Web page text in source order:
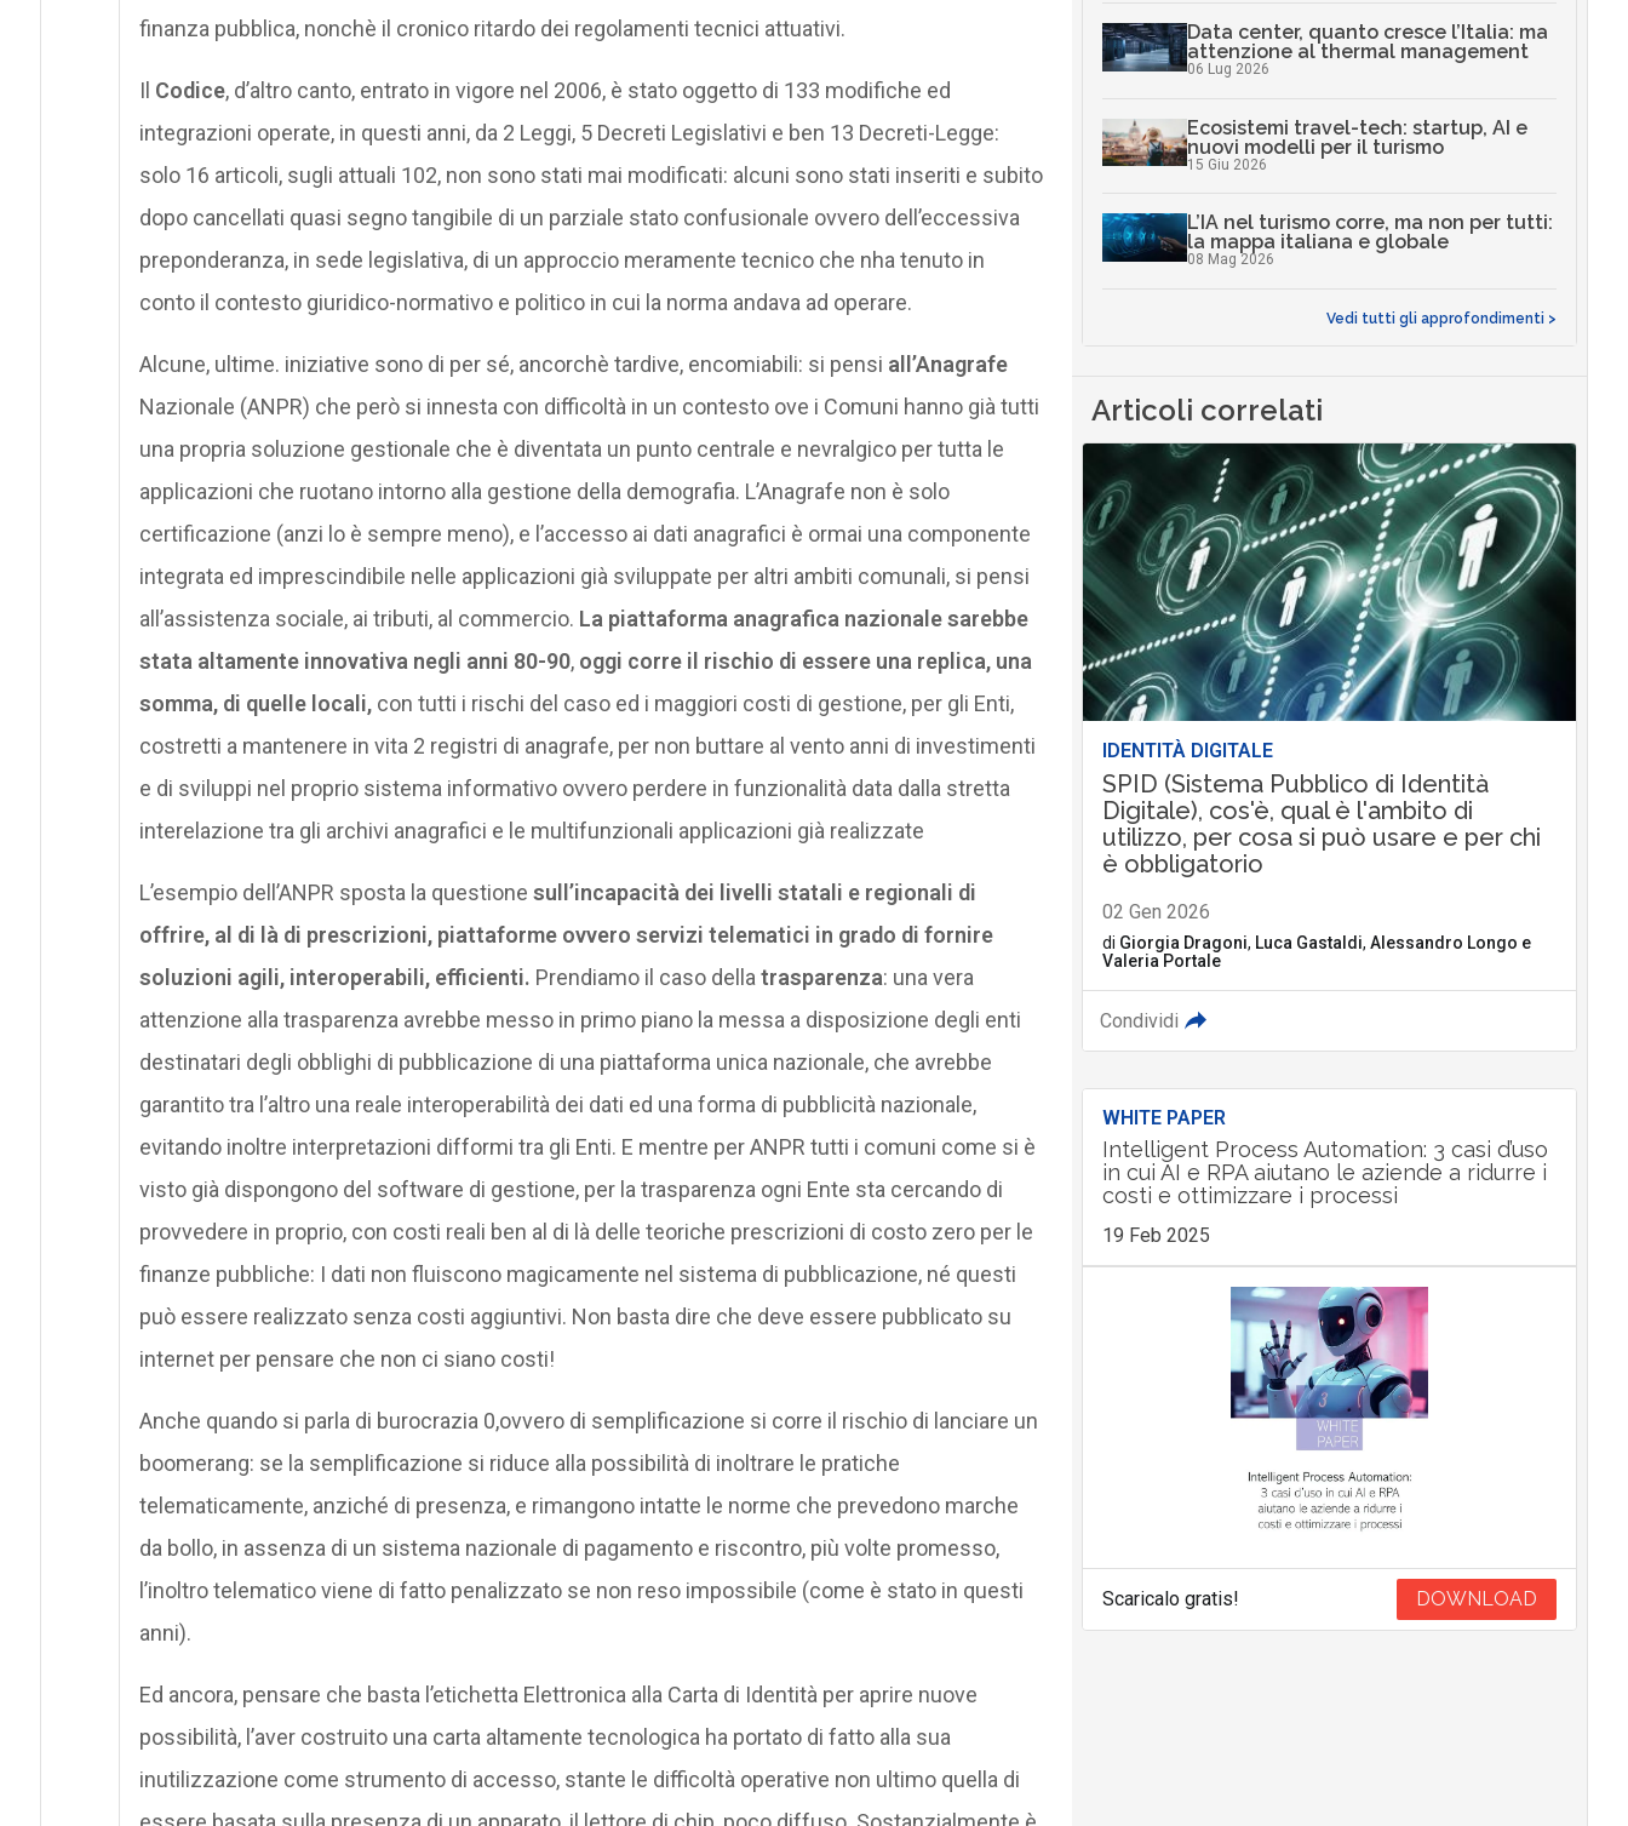
finanza pubblica, nonchè il cronico ritardo dei regolamenti tecnici attuativi.
Il Codice, d’altro canto, entrato in vigore nel 2006, è stato oggetto di 133 modifiche ed
integrazioni operate, in questi anni, da 2 Leggi, 5 Decreti Legislativi e ben 13 Decreti-Legge:
solo 16 articoli, sugli attuali 102, non sono stati mai modificati: alcuni sono stati inseriti e subito
dopo cancellati quasi segno tangibile di un parziale stato confusionale ovvero dell’eccessiva
preponderanza, in sede legislativa, di un approccio meramente tecnico che nha tenuto in
conto il contesto giuridico-normativo e politico in cui la norma andava ad operare.
Alcune, ultime. iniziative sono di per sé, ancorchè tardive, encomiabili: si pensi all’Anagrafe
Nazionale (ANPR) che però si innesta con difficoltà in un contesto ove i Comuni hanno già tutti
una propria soluzione gestionale che è diventata un punto centrale e nevralgico per tutta le
applicazioni che ruotano intorno alla gestione della demografia. L’Anagrafe non è solo
certificazione (anzi lo è sempre meno), e l’accesso ai dati anagrafici è ormai una componente
integrata ed imprescindibile nelle applicazioni già sviluppate per altri ambiti comunali, si pensi
all’assistenza sociale, ai tributi, al commercio. La piattaforma anagrafica nazionale sarebbe
stata altamente innovativa negli anni 80-90, oggi corre il rischio di essere una replica, una
somma, di quelle locali,con tutti i rischi del caso ed i maggiori costi di gestione, per gli Enti,
costretti a mantenere in vita 2 registri di anagrafe, per non buttare al vento anni di investimenti
e di sviluppi nel proprio sistema informativo ovvero perdere in funzionalità data dalla stretta
interelazione tra gli archivi anagrafici e le multifunzionali applicazioni già realizzate
L’esempio dell’ANPR sposta la questione sull’incapacità dei livelli statali e regionali di
offrire, al di là di prescrizioni, piattaforme ovvero servizi telematici in grado di fornire
soluzioni agili, interoperabili, efficienti. Prendiamo il caso della trasparenza: una vera
attenzione alla trasparenza avrebbe messo in primo piano la messa a disposizione degli enti
destinatari degli obblighi di pubblicazione di una piattaforma unica nazionale, che avrebbe
garantito tra l’altro una reale interoperabilità dei dati ed una forma di pubblicità nazionale,
evitando inoltre interpretazioni difformi tra gli Enti. E mentre per ANPR tutti i comuni come si è
visto già dispongono del software di gestione, per la trasparenza ogni Ente sta cercando di
provvedere in proprio, con costi reali ben al di là delle teoriche prescrizioni di costo zero per le
finanze pubbliche: I dati non fluiscono magicamente nel sistema di pubblicazione, né questi
può essere realizzato senza costi aggiuntivi. Non basta dire che deve essere pubblicato su
internet per pensare che non ci siano costi!
Anche quando si parla di burocrazia 0,ovvero di semplificazione si corre il rischio di lanciare un
boomerang: se la semplificazione si riduce alla possibilità di inoltrare le pratiche
telematicamente, anziché di presenza, e rimangono intatte le norme che prevedono marche
da bollo, in assenza di un sistema nazionale di pagamento e riscontro, più volte promesso,
l’inoltro telematico viene di fatto penalizzato se non reso impossibile (come è stato in questi
anni).
Ed ancora, pensare che basta l’etichetta Elettronica alla Carta di Identità per aprire nuove
possibilità, l’aver costruito una carta altamente tecnologica ha portato di fatto alla sua
inutilizzazione come strumento di accesso, stante le difficoltà operative non ultimo quella di
Data center, quanto cresce l’Italia: ma
attenzione al thermal management
06 Lug 2026
Ecosistemi travel-tech: startup, AI e
nuovi modelli per il turismo
15 Giu 2026
L’IA nel turismo corre, ma non per tutti:
la mappa italiana e globale
08 Mag 2026
Vedi tutti gli approfondimenti >
Articoli correlati
IDENTITÀ DIGITALE
SPID (Sistema Pubblico di Identità
Digitale), cos'è, qual è l'ambito di
utilizzo, per cosa si può usare e per chi
è obbligatorio
02 Gen 2026
di Giorgia Dragoni, Luca Gastaldi, Alessandro Longo e
Valeria Portale
Condividi
WHITE PAPER
Intelligent Process Automation: 3 casi d’uso
in cui AI e RPA aiutano le aziende a ridurre i
costi e ottimizzare i processi
19 Feb 2025
Scaricalo gratis! DOWNLOAD